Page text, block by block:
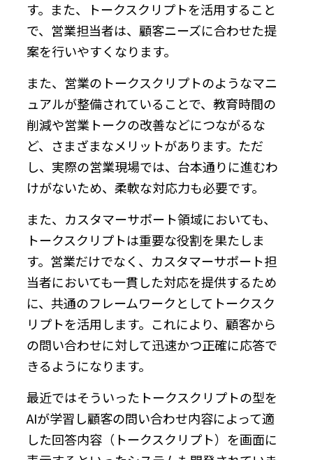
す。また、トークスクリプトを活用すること
で、営業担当者は、顧客ニーズに合わせた提
案を行いやすくなります。
また、営業のトークスクリプトのようなマニ
ュアルが整備されていることで、教育時間の
削減や営業トークの改善などにつながるな
ど、さまざまなメリットがあります。ただ
し、実際の営業現場では、台本通りに進むわ
けがないため、柔軟な対応力も必要です。
また、カスタマーサポート領域においても、
トークスクリプトは重要な役割を果たしま
す。営業だけでなく、カスタマーサポート担
当者においても一貫した対応を提供するため
に、共通のフレームワークとしてトークスク
リプトを活用します。これにより、顧客から
の問い合わせに対して迅速かつ正確に応答で
きるようになります。
最近ではそういったトークスクリプトの型を
AIが学習し顧客の問い合わせ内容によって適
した回答内容（トークスクリプト）を画面に